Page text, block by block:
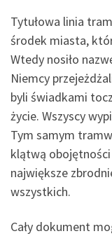
Tytułowa linia
środek miasta,
Wtedy nosiło
Niemcy
byli świadkami
życie. Wszyscy
Tym samym
klątwą
największe
wszystkich.
Cały dokument